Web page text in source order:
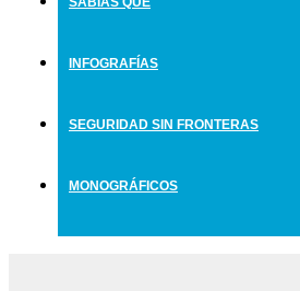
INFOGRAFÍAS
SEGURIDAD SIN FRONTERAS
MONOGRÁFICOS